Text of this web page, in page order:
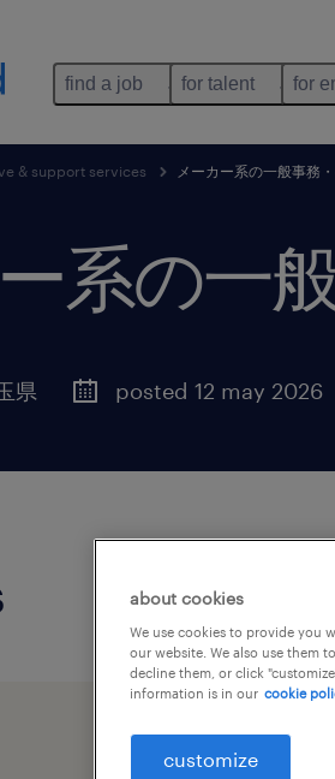
find a job for talent for
& support services メーカー系の一般事務
系の一
県 posted 12 may 2026
about cookies
We use cookies to provide you
our website. We also use them
decline them, or click
information is in our cookie
customize